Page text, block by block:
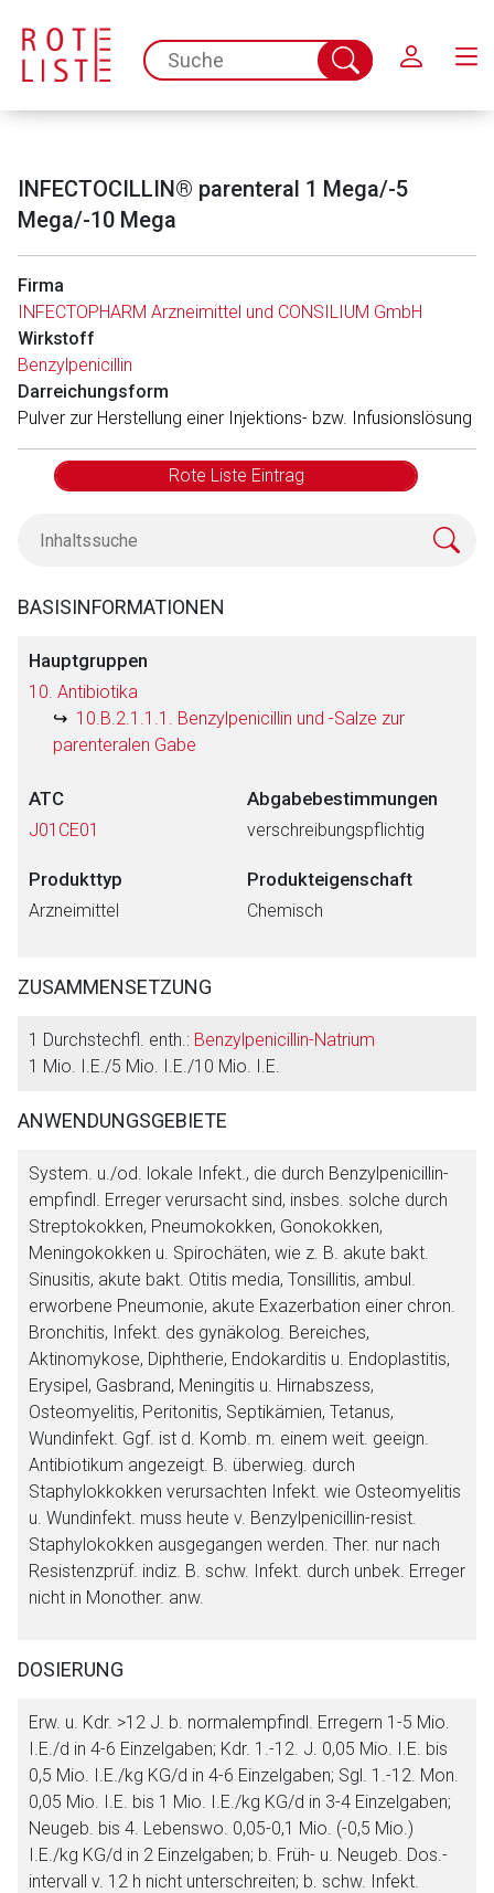
spc.search.input.placeholder
Suche
abschicken
INFECTOCILLIN® parenteral 1 Mega/-5
Mega/-10 Mega
Firma
INFECTOPHARM Arzneimittel und CONSILIUM GmbH
Wirkstoff
Benzylpenicillin
Darreichungsform
Pulver zur Herstellung einer Injektions- bzw. Infusionslösung
Rote Liste Eintrag
BASISINFORMATIONEN
Hauptgruppen
10. Antibiotika
10.B.2.1.1.1. Benzylpenicillin und -Salze zur
parenteralen Gabe
ATC
J01CE01
Abgabebestimmungen
verschreibungspflichtig
Produkttyp
Arzneimittel
Produkteigenschaft
Chemisch
ZUSAMMENSETZUNG
1 Durchstechfl. enth.: Benzylpenicillin-Natrium
1 Mio. I.E./5 Mio. I.E./10 Mio. I.E.
ANWENDUNGSGEBIETE
System. u./od. lokale Infekt., die durch Benzylpenicillin-
empfindl. Erreger verursacht sind, insbes. solche durch
Streptokokken, Pneumokokken, Gonokokken,
Meningokokken u. Spirochäten, wie z. B. akute bakt.
Sinusitis, akute bakt. Otitis media, Tonsillitis, ambul.
erworbene Pneumonie, akute Exazerbation einer chron.
Bronchitis, Infekt. des gynäkolog. Bereiches,
Aktinomykose, Diphtherie, Endokarditis u. Endoplastitis,
Erysipel, Gasbrand, Meningitis u. Hirnabszess,
Osteomyelitis, Peritonitis, Septikämien, Tetanus,
Wundinfekt. Ggf. ist d. Komb. m. einem weit. geeign.
Antibiotikum angezeigt. B. überwieg. durch
Staphylokkokken verursachten Infekt. wie Osteomyelitis
u. Wundinfekt. muss heute v. Benzylpenicillin-resist.
Staphylokokken ausgegangen werden. Ther. nur nach
Resistenzprüf. indiz. B. schw. Infekt. durch unbek. Erreger
nicht in Monother. anw.
DOSIERUNG
Erw. u. Kdr. >12 J. b. normalempfindl. Erregern 1-5 Mio.
I.E./d in 4-6 Einzelgaben; Kdr. 1.-12. J. 0,05 Mio. I.E. bis
0,5 Mio. I.E./kg KG/d in 4-6 Einzelgaben; Sgl. 1.-12. Mon.
0,05 Mio. I.E. bis 1 Mio. I.E./kg KG/d in 3-4 Einzelgaben;
Neugeb. bis 4. Lebenswo. 0,05-0,1 Mio. (-0,5 Mio.)
I.E./kg KG/d in 2 Einzelgaben; b. Früh- u. Neugeb. Dos.-
intervall v. 12 h nicht unterschreiten; b. schw. Infekt.